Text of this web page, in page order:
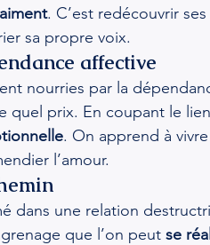
. C’est redécouvrir
sa propre voix.
affective
nourries par la
quel prix. En coupant le
. On apprend à
l’amour.
dans une relation
que l’on peut se